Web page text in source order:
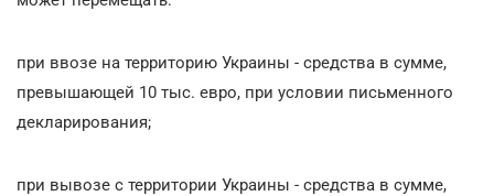
при ввозе на территорию Украины - средства в сумме,
превышающей 10 тыс. евро, при условии письменного
декларирования;
при вывозе с территории Украины - средства в сумме,